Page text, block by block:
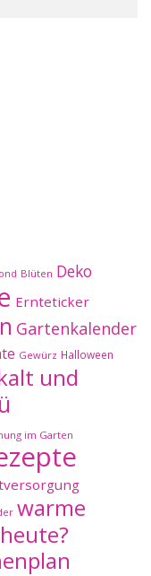
Blüten Deko
Ernteticker
Gartenkalender
Gewürz Halloween
und
im Garten
warme